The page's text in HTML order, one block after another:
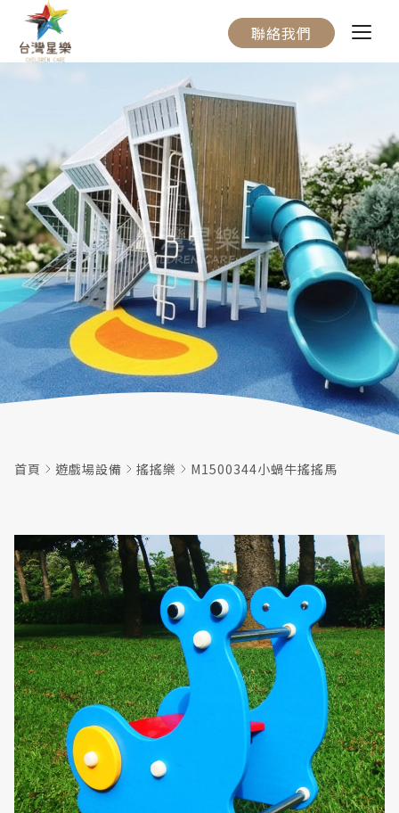
聯絡我們
關於我們
服務流程
產品介紹
實際案例
聯絡我們
首頁 遊戲場設備 搖搖樂 M1500344小蝸牛搖搖馬